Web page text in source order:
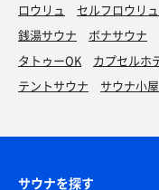
ロウリュ セルフロウリュ
銭湯サウナ
ボナサウナ
タトゥーOK
カプセルホ
テントサウナ
サウナ小屋
サウナを探す